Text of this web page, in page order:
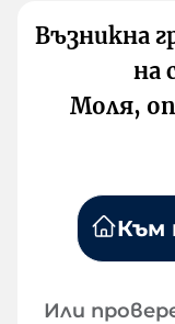
Възникна
на
Моля,
Към
Или